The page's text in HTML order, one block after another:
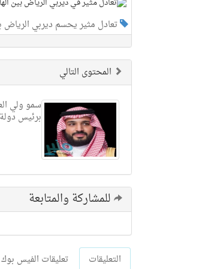
تعادل مثير يحسم ديربي
المحتوى التالي
سمو ولي
برئيس دولة
للمشاركة والمتابعة
التعليقات تعليقات الفيس بوك